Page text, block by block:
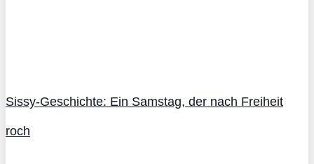
Sissy-Geschichte: Ein Samstag, der nach Freiheit
roch